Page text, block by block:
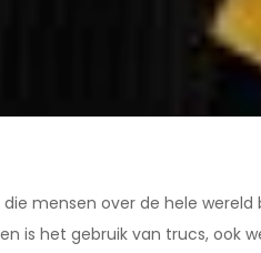
mensen over de hele
het gebruik van trucs, ook